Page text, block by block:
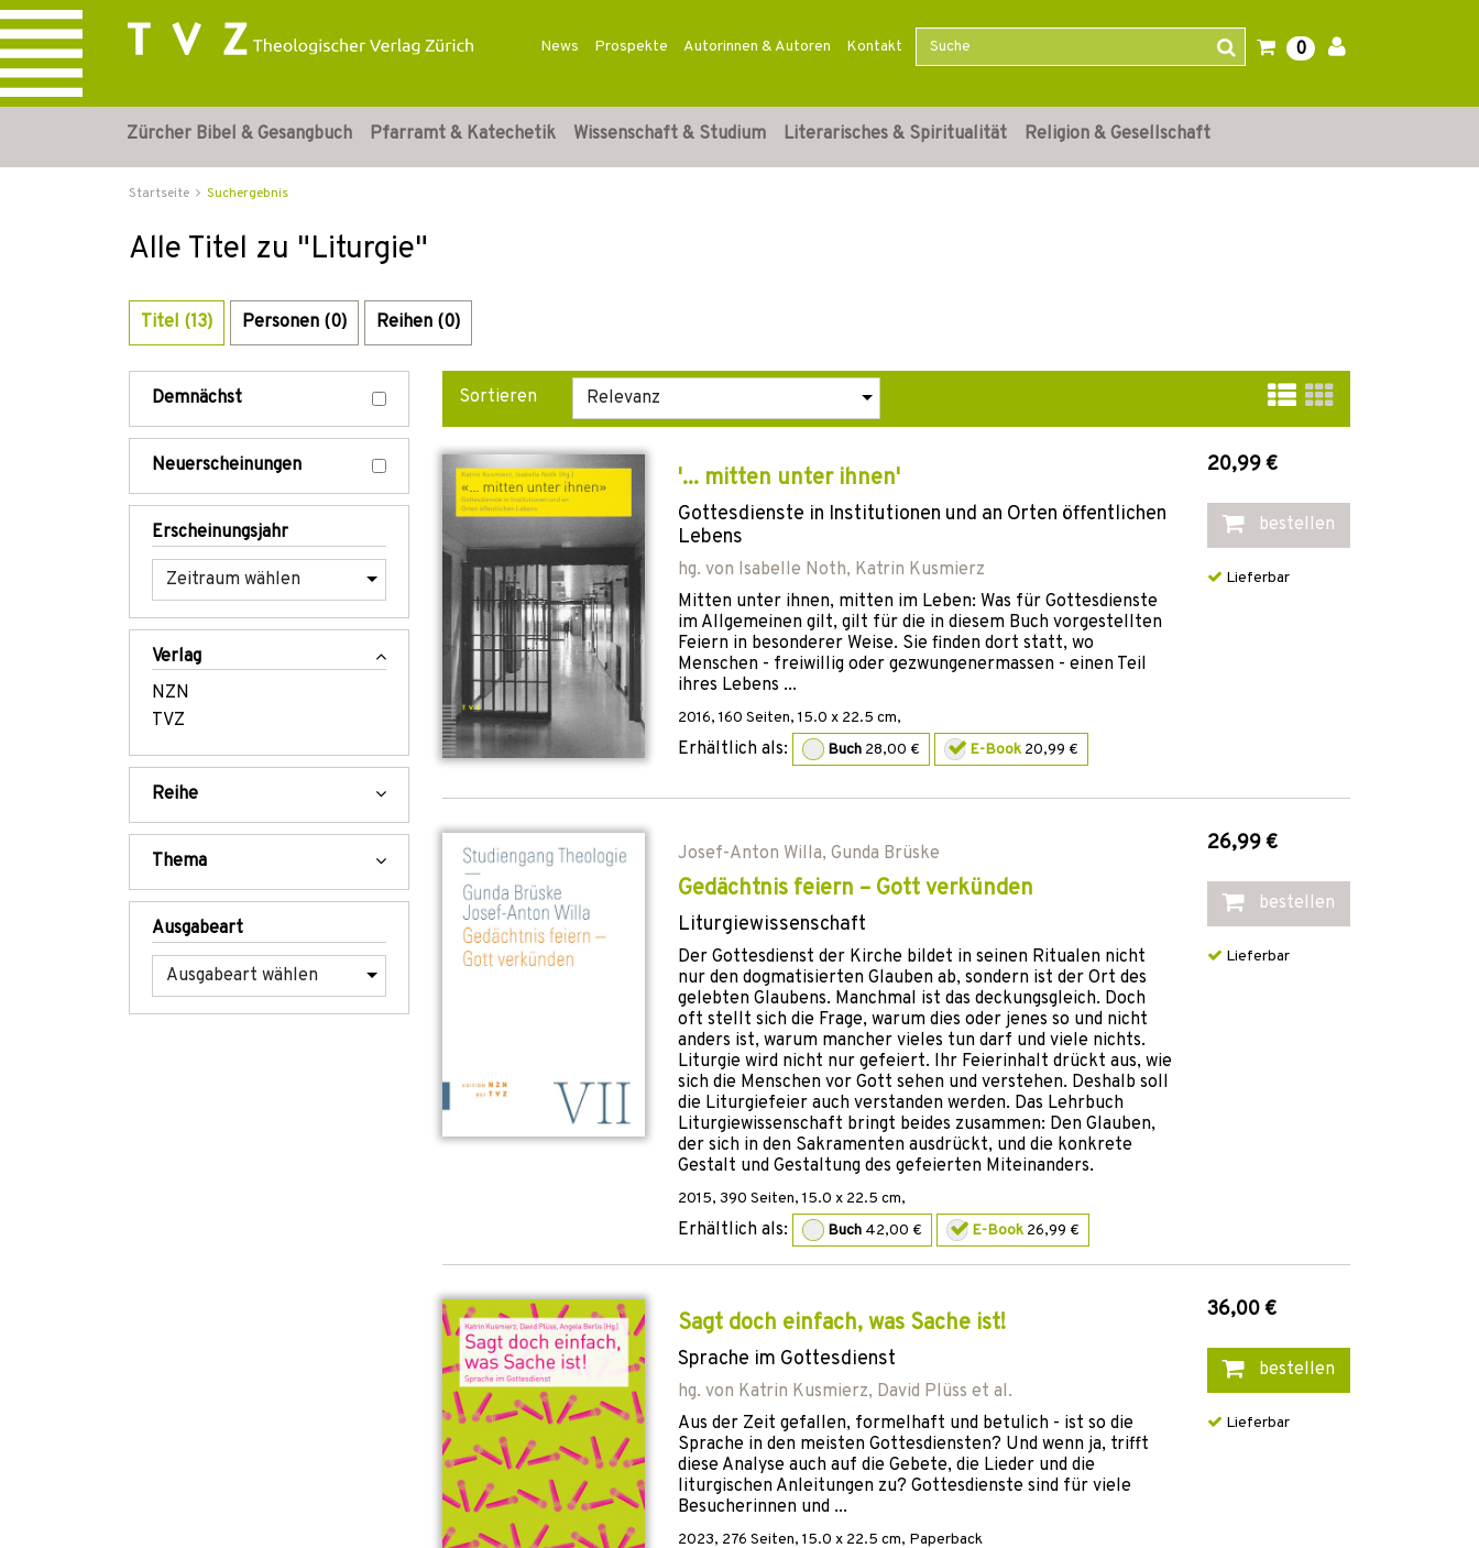
News Prospekte Autorinnen & Autoren Kontakt 0
Zürcher Bibel & Gesangbuch Pfarramt & Katechetik Wissenschaft & Studium Literarisches & Spiritualität Religion & Gesellschaft
Startseite Suchergebnis
Alle Titel zu "Liturgie"
Titel (13) Personen (0) Reihen (0)
Demnächst
Neuerscheinungen
Erscheinungsjahr
Verlag
NZN
TVZ
Reihe
Thema
Ausgabeart
Sortieren
'... mitten unter ihnen'
Gottesdienste in Institutionen und an Orten öffentlichen
Lebens
hg. von Isabelle Noth, Katrin Kusmierz
Mitten unter ihnen, mitten im Leben: Was für Gottesdienste
im Allgemeinen gilt, gilt für die in diesem Buch vorgestellten
Feiern in besonderer Weise. Sie finden dort statt, wo
Menschen - freiwillig oder gezwungenermassen - einen Teil
ihres Lebens ...
2016, 160 Seiten, 15.0 x 22.5 cm,
Erhältlich als: Buch 28,00 € E-Book 20,99 €
20,99 €
bestellen
Lieferbar
Josef-Anton Willa, Gunda Brüske
Gedächtnis feiern – Gott verkünden
Liturgiewissenschaft
Der Gottesdienst der Kirche bildet in seinen Ritualen nicht
nur den dogmatisierten Glauben ab, sondern ist der Ort des
gelebten Glaubens. Manchmal ist das deckungsgleich. Doch
oft stellt sich die Frage, warum dies oder jenes so und nicht
anders ist, warum mancher vieles tun darf und viele nichts.
Liturgie wird nicht nur gefeiert. Ihr Feierinhalt drückt aus, wie
sich die Menschen vor Gott sehen und verstehen. Deshalb soll
die Liturgiefeier auch verstanden werden. Das Lehrbuch
Liturgiewissenschaft bringt beides zusammen: Den Glauben,
der sich in den Sakramenten ausdrückt, und die konkrete
Gestalt und Gestaltung des gefeierten Miteinanders.
2015, 390 Seiten, 15.0 x 22.5 cm,
Erhältlich als: Buch 42,00 € E-Book 26,99 €
26,99 €
bestellen
Lieferbar
Sagt doch einfach, was Sache ist!
Sprache im Gottesdienst
hg. von Katrin Kusmierz, David Plüss et al.
Aus der Zeit gefallen, formelhaft und betulich - ist so die
Sprache in den meisten Gottesdiensten? Und wenn ja, trifft
diese Analyse auch auf die Gebete, die Lieder und die
liturgischen Anleitungen zu? Gottesdienste sind für viele
Besucherinnen und ...
2023, 276 Seiten, 15.0 x 22.5 cm, Paperback
36,00 €
bestellen
Lieferbar